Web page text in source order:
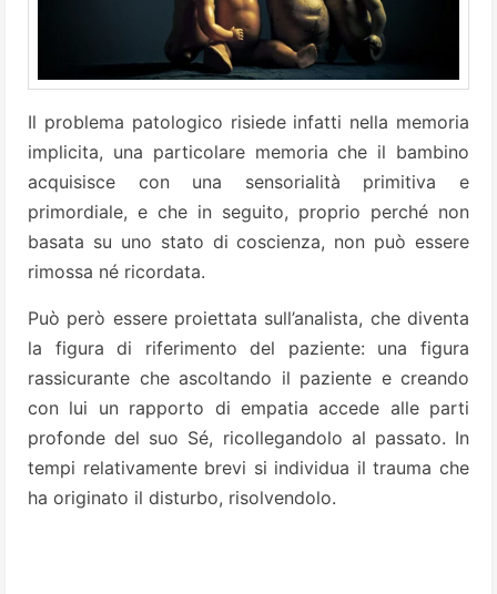
Il problema patologico risiede infatti nella memoria
implicita, una particolare memoria che il bambino
acquisisce con una sensorialità primitiva e
primordiale, e che in seguito, proprio perché non
basata su uno stato di coscienza, non può essere
rimossa né ricordata.
Può però essere proiettata sull’analista, che diventa
la figura di riferimento del paziente: una figura
rassicurante che ascoltando il paziente e creando
con lui un rapporto di empatia accede alle parti
profonde del suo Sé, ricollegandolo al passato. In
tempi relativamente brevi si individua il trauma che
ha originato il disturbo, risolvendolo.